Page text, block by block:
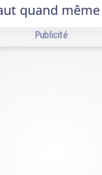
quand
Publicité